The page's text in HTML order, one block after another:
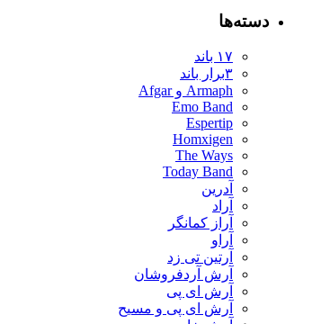
دسته‌ها
۱۷ باند
۳برار باند
Armaph و Afgar
Emo Band
Espertip
Homxigen
The Ways
Today Band
آدرین
آراد
آراز کمانگر
آراو
آرتین تی زد
آرش آردفروشان
آرش ای پی
آرش ای پی و مسیح